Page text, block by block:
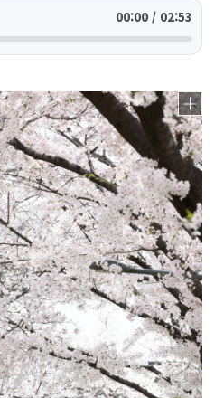
00:00 / 02:53